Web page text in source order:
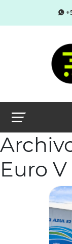
Euro V